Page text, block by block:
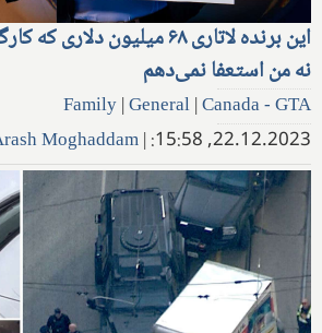
این برنده لاتاری ۶۸ میلیون
نه من استعفا نمی‌دهم
Family|General|Canada - GTA
22.12.2023, 15:58:
|
Moghaddam